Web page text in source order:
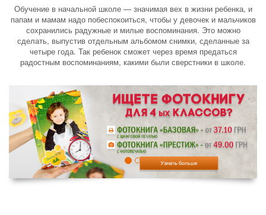
Обучение в начальной школе — значимая вех в жизни ребенка, и
папам и мамам надо побеспокоиться, чтобы у девочек и мальчиков
сохранились радужные и милые воспоминания. Это можно
сделать, выпустив отдельным альбомом снимки, сделанные за
четыре года. Так ребенок сможет через время предаться
радостным воспоминаниям, какими были сверстники в школе.